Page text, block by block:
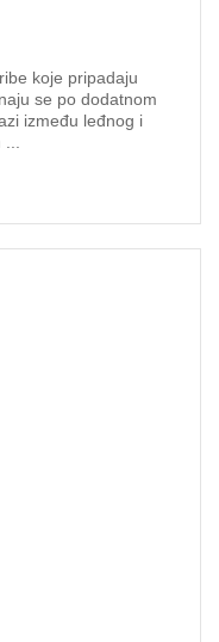
koje pripadaju
se po dodatnom
između leđnog i